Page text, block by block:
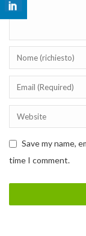
Save my name,
time I comment.